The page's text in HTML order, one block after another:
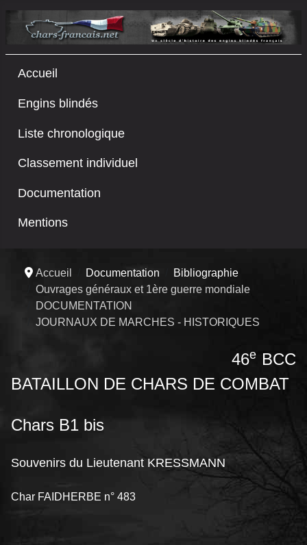
Accueil
Engins blindés
Liste chronologique
Classement individuel
Documentation
Mentions
Accueil Documentation
Bibliographie
Ouvrages généraux et 1ère guerre mondiale
DOCUMENTATION
JOURNAUX DE MARCHES - HISTORIQUES
46e BCC
BATAILLON DE CHARS DE COMBAT
Chars B1 bis
Souvenirs du Lieutenant KRESSMANN
Char FAIDHERBE n° 483